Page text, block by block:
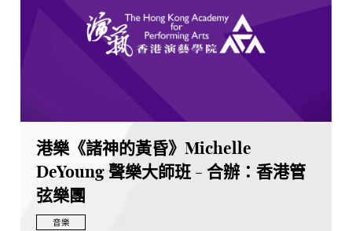
港樂《諸神的黃昏》Michelle
DeYoung 聲樂大師班 - 合辦：香港管
弦樂團
音樂